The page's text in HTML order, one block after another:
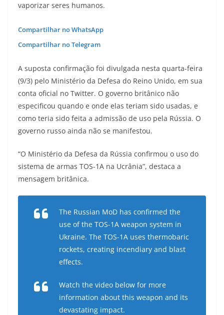
vaporizar seres humanos.
Compartilhar no WhatsApp
Compartilhar no Telegram
A suposta confirmação foi divulgada nesta quarta-feira
(9/3) pelo Ministério da Defesa do Reino Unido, em sua
conta oficial no Twitter. O governo britânico não
especificou quando e onde elas teriam sido usadas, e
como teria sido feita a admissão de uso pela Rússia. O
governo russo ainda não se manifestou.
“O Ministério da Defesa da Rússia confirmou o uso do
sistema de armas TOS-1A na Ucrânia”, destaca a
mensagem britânica.
The Russian MoD has confirmed the
use of the TOS-1A weapon system in
Ukraine. The TOS-1A uses thermobaric
rockets, creating incendiary and blast
effects.
Watch the video below for more
information about this weapon and its
devastating impact.